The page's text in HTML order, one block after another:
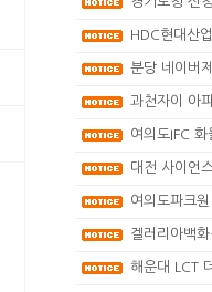
HDC현대산
분당 네이버
과천자이 아
여의도IFC 화
대전 사이언
여의도파크
겔러리아백
해운대 LCT